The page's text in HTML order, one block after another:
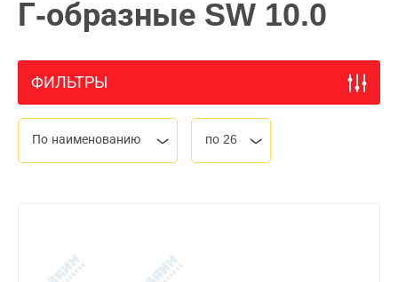
Г-образные SW 10.0
ФИЛЬТРЫ
По наименованию по 26